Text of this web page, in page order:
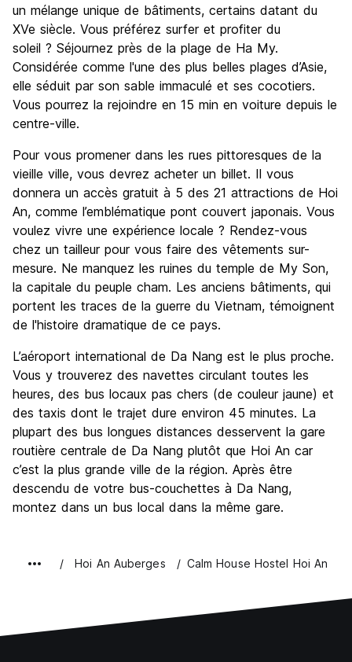
un mélange unique de bâtiments, certains datant du
XVe siècle. Vous préférez surfer et profiter du
soleil ? Séjournez près de la plage de Ha My.
Considérée comme l'une des plus belles plages d’Asie,
elle séduit par son sable immaculé et ses cocotiers.
Vous pourrez la rejoindre en 15 min en voiture depuis le
centre-ville.
Pour vous promener dans les rues pittoresques de la
vieille ville, vous devrez acheter un billet. Il vous
donnera un accès gratuit à 5 des 21 attractions de Hoi
An, comme l’emblématique pont couvert japonais. Vous
voulez vivre une expérience locale ? Rendez-vous
chez un tailleur pour vous faire des vêtements sur-
mesure. Ne manquez les ruines du temple de My Son,
la capitale du peuple cham. Les anciens bâtiments, qui
portent les traces de la guerre du Vietnam, témoignent
de l'histoire dramatique de ce pays.
L’aéroport international de Da Nang est le plus proche.
Vous y trouverez des navettes circulant toutes les
heures, des bus locaux pas chers (de couleur jaune) et
des taxis dont le trajet dure environ 45 minutes. La
plupart des bus longues distances desservent la gare
routière centrale de Da Nang plutôt que Hoi An car
c’est la plus grande ville de la région. Après être
descendu de votre bus-couchettes à Da Nang,
montez dans un bus local dans la même gare.
Hoi An Auberges Calm House Hostel Hoi An